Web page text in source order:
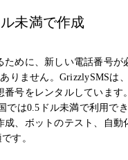
未満で作成
ために、新しい電話番号が
りません。GrizzlySMSは
番号をレンタルしています
では0.5ドル未満で利用でき
成、ボットのテスト、自動
す。